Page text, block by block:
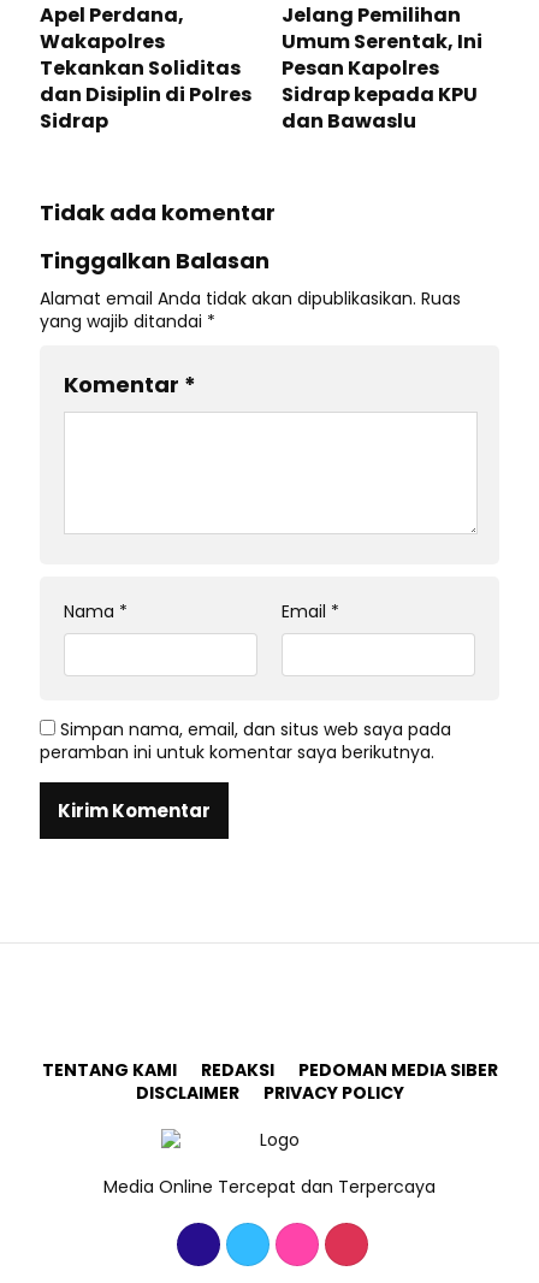
Apel Perdana,
Wakapolres
Tekankan Soliditas
dan Disiplin di Polres
Sidrap
Jelang Pemilihan
Umum Serentak, Ini
Pesan Kapolres
Sidrap kepada KPU
dan Bawaslu
Tidak ada komentar
Tinggalkan Balasan
Alamat email Anda tidak akan dipublikasikan. Ruas
yang wajib ditandai *
Komentar *
Nama * Email *
Simpan nama, email, dan situs web saya pada
peramban ini untuk komentar saya berikutnya.
TENTANG KAMI REDAKSI
PEDOMAN MEDIA SIBER
DISCLAIMER
PRIVACY POLICY
Media Online Tercepat dan Terpercaya